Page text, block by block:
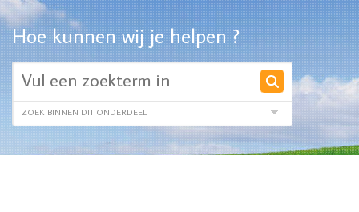
Hoe kunnen wij je helpen ?